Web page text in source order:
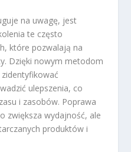
na uwagę, jest
te często
które pozwalają na
Dzięki nowym metodom
ulepszenia, co
i zasobów. Poprawa
zwiększa wydajność, ale
produktów i